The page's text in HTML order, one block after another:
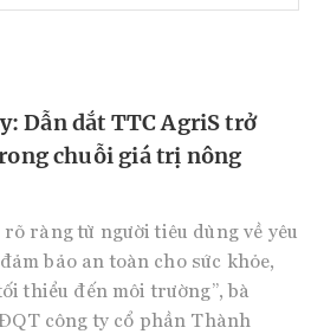
Dẫn dắt TTC AgriS trở
chuỗi giá trị nông
ràng từ người tiêu dùng về yêu
bảo an toàn cho sức khỏe,
thiểu đến môi trường”, bà
công ty cổ phần Thành